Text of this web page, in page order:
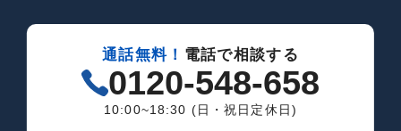
通話無料！ 電話で相談する
0120-548-658
10:00~18:30 (日・祝日定休日)